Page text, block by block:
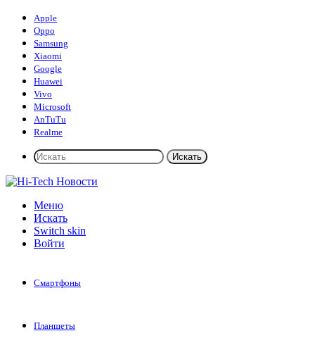
Apple
Oppo
Samsung
Xiaomi
Google
Huawei
Vivo
Microsoft
AnTuTu
Realme
Искать
Меню
Искать
Switch skin
Войти
Смартфоны
Планшеты